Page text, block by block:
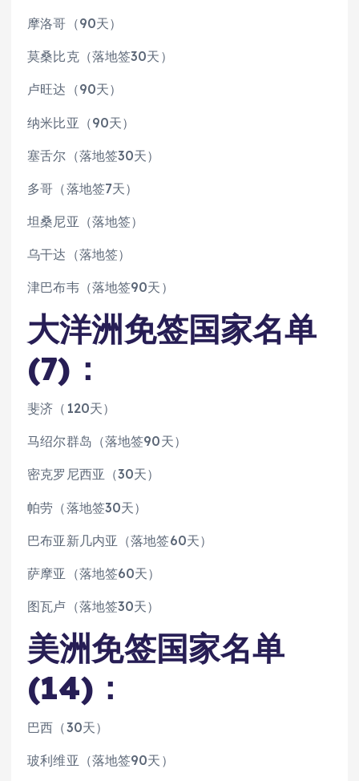
摩洛哥（90天）
莫桑比克（落地签30天）
卢旺达（90天）
纳米比亚（90天）
塞舌尔（落地签30天）
多哥（落地签7天）
坦桑尼亚（落地签）
乌干达（落地签）
津巴布韦（落地签90天）
大洋洲免签国家名单
(7)：
斐济（120天）
马绍尔群岛（落地签90天）
密克罗尼西亚（30天）
帕劳（落地签30天）
巴布亚新几内亚（落地签60天）
萨摩亚（落地签60天）
图瓦卢（落地签30天）
美洲免签国家名单
(14)：
巴西（30天）
玻利维亚（落地签90天）